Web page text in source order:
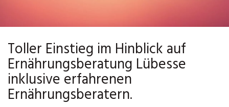
Toller Einstieg im Hinblick auf
Ernährungsberatung Lübesse
inklusive erfahrenen
Ernährungsberatern.